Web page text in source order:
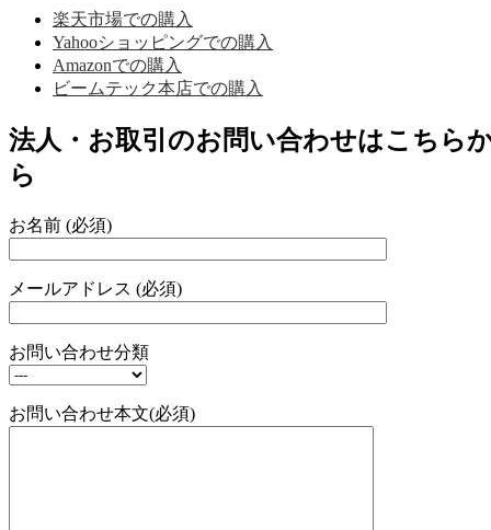
楽天市場での購入
Yahooショッピングでの購入
Amazonでの購入
ビームテック本店での購入
法人・お取引のお問い合わせはこちら
ら
お名前 (必須)
メールアドレス (必須)
お問い合わせ分類
お問い合わせ本文(必須)